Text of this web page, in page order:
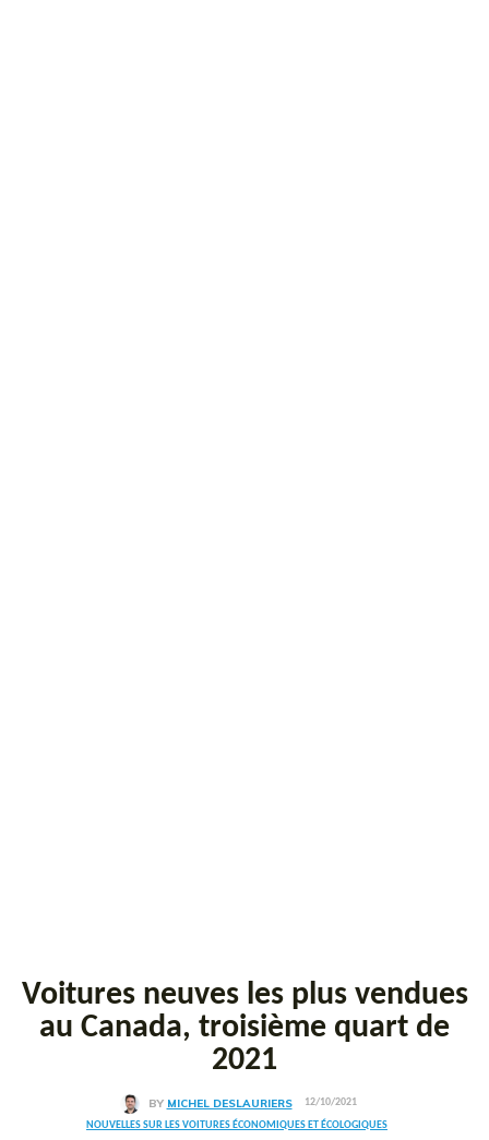
Voitures neuves les plus vendues
au Canada, troisième quart de
2021
BY MICHEL DESLAURIERS
12/10/2021
NOUVELLES SUR LES VOITURES ÉCONOMIQUES ET ÉCOLOGIQUES